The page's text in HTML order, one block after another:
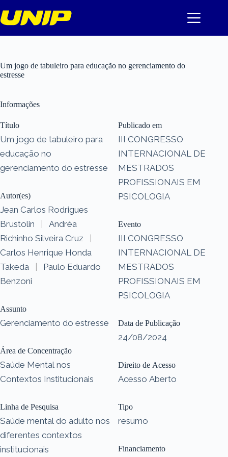
para
o
Um jogo de tabuleiro para educação no gerenciamento do
estresse
Informações
Título
Um jogo de tabuleiro para
educação no
gerenciamento do estresse
Autor(es)
Jean Carlos Rodrigues
Brustolin
|
Andréa
Richinho Silveira Cruz
|
Carlos Henrique Honda
Takeda
|
Paulo Eduardo
Benzoni
Assunto
Gerenciamento do estresse
Área de Concentração
Saúde Mental nos
Contextos Institucionais
Linha de Pesquisa
Saúde mental do adulto nos
diferentes contextos
institucionais
Publicado em
III CONGRESSO
INTERNACIONAL DE
MESTRADOS
PROFISSIONAIS EM
PSICOLOGIA
Evento
III CONGRESSO
INTERNACIONAL DE
MESTRADOS
PROFISSIONAIS EM
PSICOLOGIA
Data de Publicação
24/08/2024
Direito de Acesso
Acesso Aberto
Tipo
resumo
Financiamento